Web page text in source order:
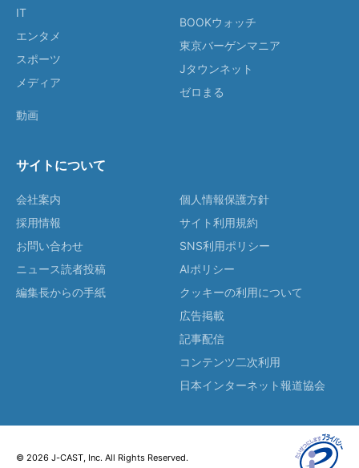
IT
エンタメ
スポーツ
メディア
動画
BOOKウォッチ
東京バーゲンマニア
Jタウンネット
ゼロまる
サイトについて
会社案内
採用情報
お問い合わせ
ニュース読者投稿
編集長からの手紙
個人情報保護方針
サイト利用規約
SNS利用ポリシー
AIポリシー
クッキーの利用について
広告掲載
記事配信
コンテンツ二次利用
日本インターネット報道協会
© 2026 J-CAST, Inc. All Rights Reserved.